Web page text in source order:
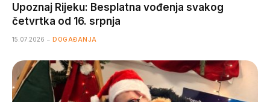
Upoznaj Rijeku: Besplatna vođenja svakog
četvrtka od 16. srpnja
15.07.2026 DOGAĐANJA